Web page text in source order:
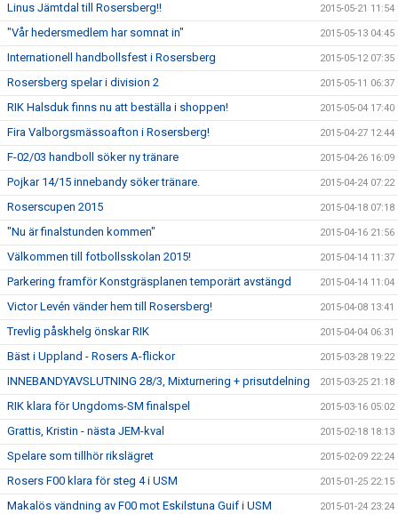
Linus Jämtdal till Rosersberg!! 2015-05-21 11:54
"Vår hedersmedlem har somnat in" 2015-05-13 04:45
Internationell handbollsfest i Rosersberg 2015-05-12 07:35
Rosersberg spelar i division 2 2015-05-11 06:37
RIK Halsduk finns nu att beställa i shoppen! 2015-05-04 17:40
Fira Valborgsmässoafton i Rosersberg! 2015-04-27 12:44
F-02/03 handboll söker ny tränare 2015-04-26 16:09
Pojkar 14/15 innebandy söker tränare. 2015-04-24 07:22
Roserscupen 2015 2015-04-18 07:18
"Nu är finalstunden kommen" 2015-04-16 21:56
Välkommen till fotbollsskolan 2015! 2015-04-14 11:37
Parkering framför Konstgräsplanen temporärt avstängd 2015-04-14 11:04
Victor Levén vänder hem till Rosersberg! 2015-04-08 13:41
Trevlig påskhelg önskar RIK 2015-04-04 06:31
Bäst i Uppland - Rosers A-flickor 2015-03-28 19:22
INNEBANDYAVSLUTNING 28/3, Mixturnering + prisutdelning 2015-03-25 21:18
RIK klara för Ungdoms-SM finalspel 2015-03-16 05:02
Grattis, Kristin - nästa JEM-kval 2015-02-18 18:13
Spelare som tillhör rikslägret 2015-02-09 22:24
Rosers F00 klara för steg 4 i USM 2015-01-25 22:15
Makalös vändning av F00 mot Eskilstuna Guif i USM 2015-01-24 23:24